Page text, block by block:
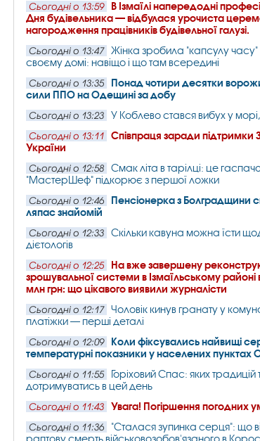
Сьогодні о 13:59
В Ізмаїлі напередодні
Дня будівельника — відбулася урочиста
нагородження працівників будівельної галузі.
Сьогодні о 13:47
Жінка зробила "капсулу часу"
своєму домі: навіщо і що там всередині
Сьогодні о 13:35
Понад чотири десятки
сили ППО на Одещині за добу
Сьогодні о 13:23 У Коблево стався вибух у
Сьогодні о 13:11
Співпраця заради підтримки
України
Сьогодні о 12:58
Смак літа в тарілці: це
"МастерШеф" підкорює з першої ложки
Сьогодні о 12:46
Пенсіонерка з Болградщини
ляпас знайомій
Сьогодні о 12:33
Скільки кавуна можна їсти
дієтологів
Сьогодні о 12:25
На вже завершену
зрошувальної системи в Ізмаїльському районі
млн грн: що цікавого виявили журналісти
Сьогодні о 12:17
Чоловік кинув гранату у
платіжки — перші деталі
Сьогодні о 12:09
Коли фіксувались найвищі
температурні показники у населених
Сьогодні о 11:55
Горіховий Спас: яких
дотримуватись в цей день
Сьогодні о 11:43 Увага! Погіршення погодних
Сьогодні о 11:36
"Сталася зупинка серця": що
раптову смерть військовозобов'язаного в